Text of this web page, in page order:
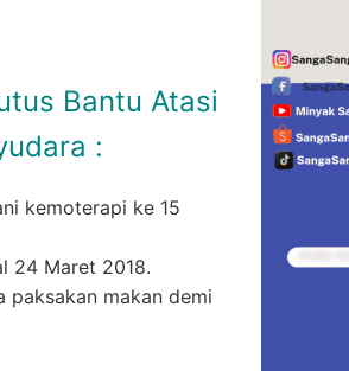
Bantu Atasi
:
kemoterapi ke 15
24 Maret 2018.
paksakan makan demi